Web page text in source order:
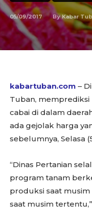
05/09/2017 By Kabar
kabartuban.com –
Tuban, memprediksi
cabai di dalam
ada gejolak harga
sebelumnya, Selasa
“Dinas Pertanian
program tanam
produksi saat
saat musim